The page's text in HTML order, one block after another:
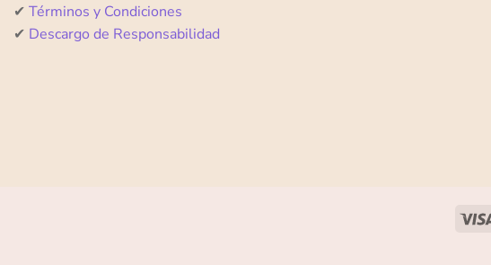
✔ Términos y Condiciones
✔ Descargo de Responsabilidad